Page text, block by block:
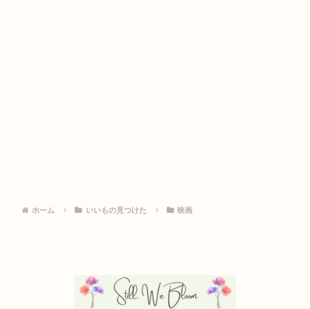
ホーム いいもの見つけた 映画